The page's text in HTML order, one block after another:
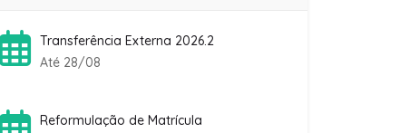
Transferência Externa 2026.2
Até 28/08
Reformulação de Matrícula